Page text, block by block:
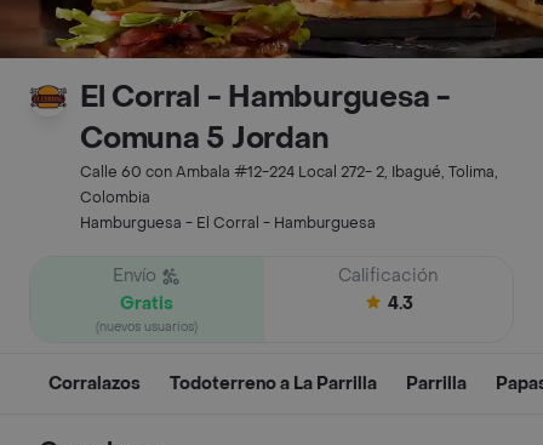
El Corral - Hamburguesa -
Comuna 5 Jordan
Calle 60 con Ambala #12-224 Local 272- 2, Ibagué, Tolima,
Colombia
Hamburguesa - El Corral - Hamburguesa
Envío
Gratis
(nuevos usuarios)
Calificación
4.3
Corralazos Todoterreno a La Parrilla Parrilla